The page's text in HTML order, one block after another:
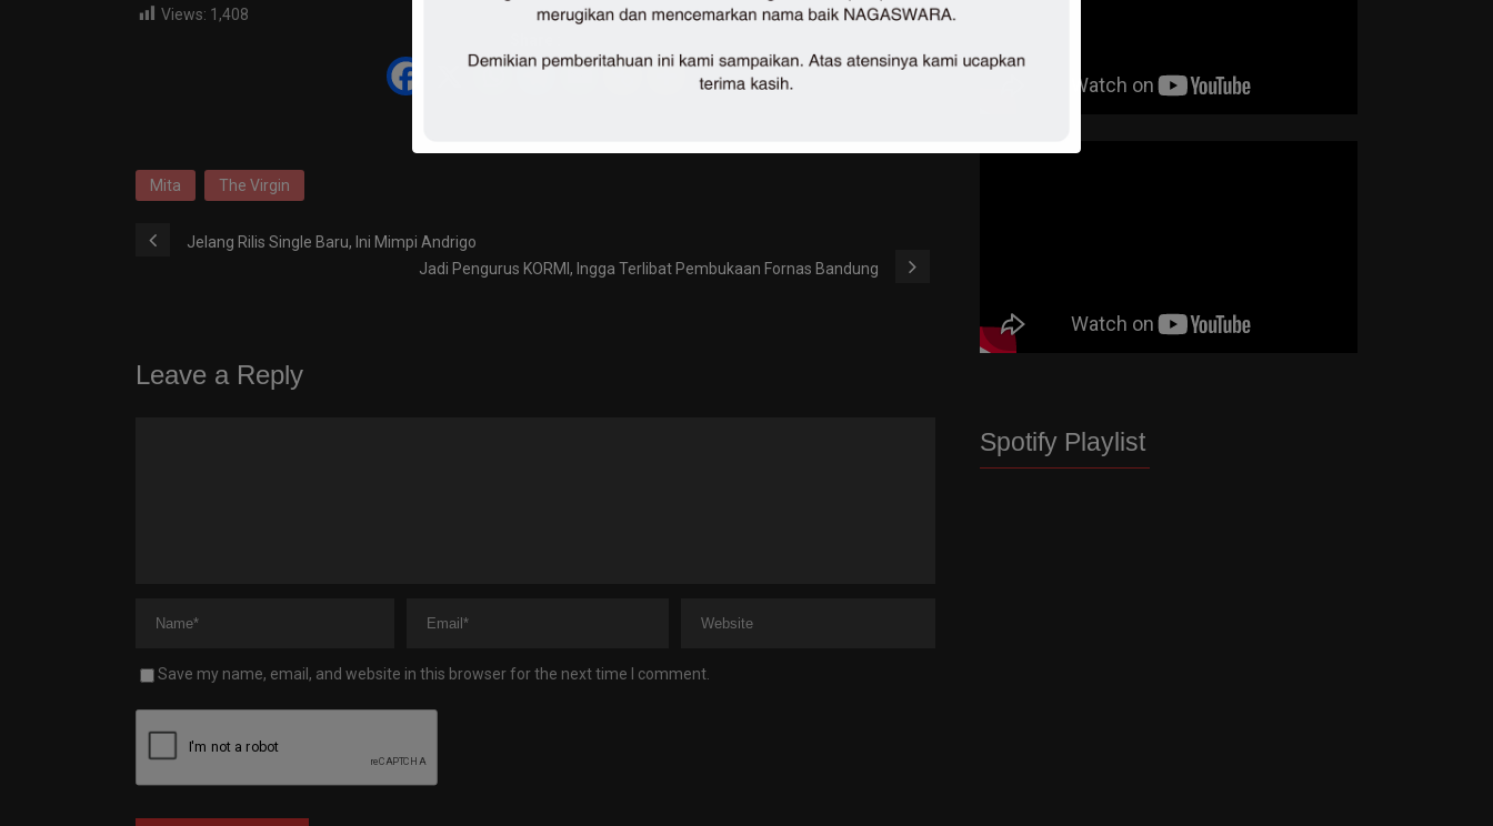
Views: 1,408
Mita The Virgin
Jelang Rilis Single Baru, Ini Mimpi Andrigo
Jadi Pengurus KORMI, Ingga Terlibat Pembukaan Fornas Bandung
Leave a Reply
Save my name, email, and website in this browser for the next time I comment.
Spotify Playlist